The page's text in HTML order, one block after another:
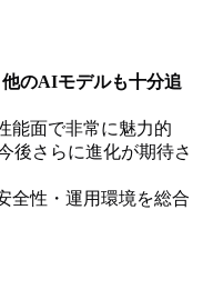
他のAIモデルも十分追
能面で非常に魅力的
後さらに進化が期待さ
全性・運用環境を総合